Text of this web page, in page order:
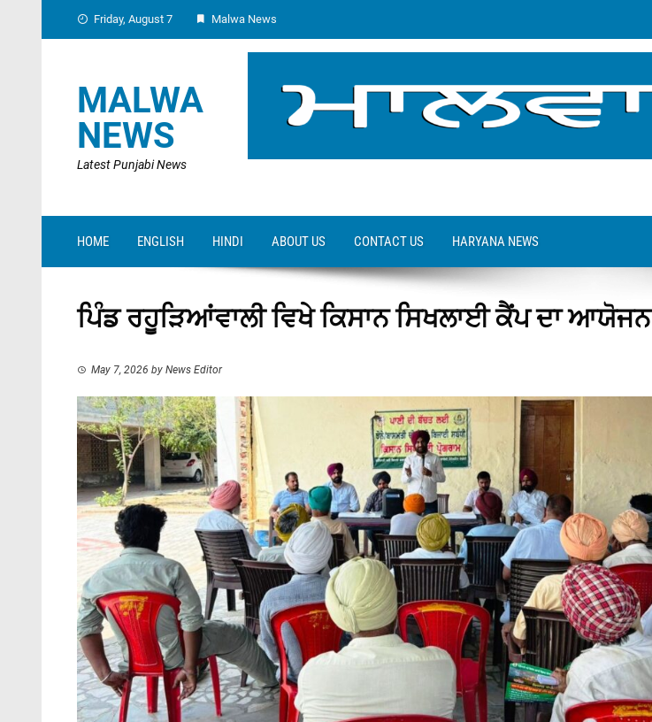
Friday, August 7 Malwa News
MALWA
NEWS
Latest Punjabi News
HOME ENGLISH HINDI ABOUT US CONTACT US HARYANA NEWS
ਪਿੰਡ ਰਹੂੜਿਆਂਵਾਲੀ ਵਿਖੇ ਕਿਸਾਨ ਸਿਖਲਾਈ ਕੈਂਪ ਦਾ ਆਯੋਜਨ
May 7, 2026 by News Editor